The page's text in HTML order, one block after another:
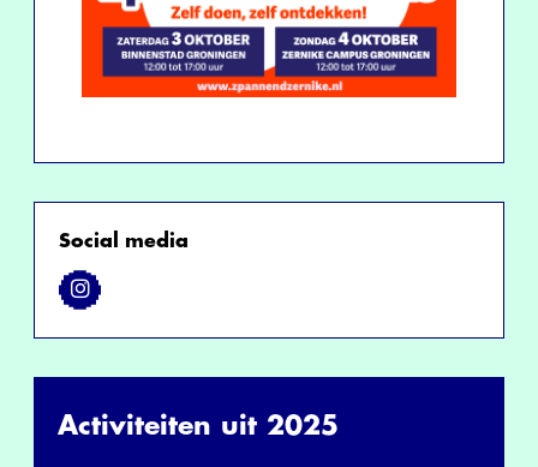
Social media
Activiteiten uit 2025